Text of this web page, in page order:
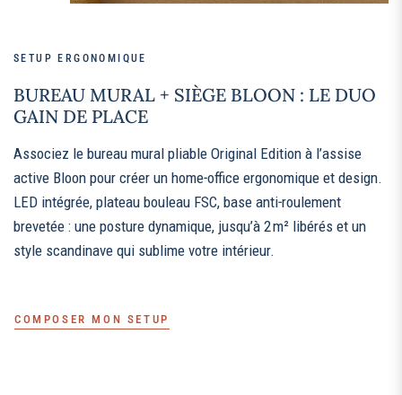
SETUP ERGONOMIQUE
BUREAU MURAL + SIÈGE BLOON : LE DUO
GAIN DE PLACE
Associez le bureau mural pliable Original Edition à l’assise
active Bloon pour créer un home‑office ergonomique et design.
LED intégrée, plateau bouleau FSC, base anti‑roulement
brevetée : une posture dynamique, jusqu’à 2 m² libérés et un
style scandinave qui sublime votre intérieur.
COMPOSER MON SETUP